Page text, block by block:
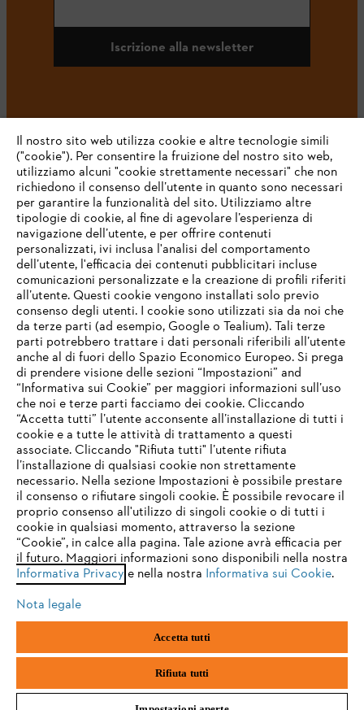
Iscrizione alla newsletter
#STIHL
L’azienda
STIHL FAQ
Service
Termini e condizioni generali Privacy policy
Note legali Cookies Informazioni legali
Andreas STIHL S.p.A. - Viale delle Industrie, 15
20040 Cambiago (MI)
Email:info@stihl.it
PEC:amministrazione@stihl-pec.it
Numero di partita IVA: 09883420151.
Società a socio unico, soggetta a direzione e coordinamento di Andreas
IHR BROWSER WIRD NICHT
UNTERSTÜTZT
Sie nutzen einen Browser, den wir noch nicht unterstützen. Für
eine optimale Nutzung unserer Seite empfehlen wir Ihnen, zu
einem der folgenden Browser zu wechseln:
firefox chrome
safari edge
Il nostro sito web utilizza cookie e altre tecnologie simili
("cookie"). Per consentire la fruizione del nostro sito web,
utilizziamo alcuni "cookie strettamente necessari" che non
richiedono il consenso dell’utente in quanto sono necessari
per garantire la funzionalità del sito. Utilizziamo altre
tipologie di cookie, al fine di agevolare l’esperienza di
navigazione dell’utente, e per offrire contenuti
personalizzati, ivi inclusa l'analisi del comportamento
dell’utente, l'efficacia dei contenuti pubblicitari incluse
comunicazioni personalizzate e la creazione di profili riferiti
all’utente. Questi cookie vengono installati solo previo
consenso degli utenti. I cookie sono utilizzati sia da noi che
da terze parti (ad esempio, Google o Tealium). Tali terze
parti potrebbero trattare i dati personali riferibili all’utente
anche al di fuori dello Spazio Economico Europeo. Si prega
di prendere visione delle sezioni “Impostazioni” and
“Informativa sui Cookie” per maggiori informazioni sull’uso
che noi e terze parti facciamo dei cookie. Cliccando
“Accetta tutti” l’utente acconsente all’installazione di tutti i
cookie e a tutte le attività di trattamento a questi
associate. Cliccando "Rifiuta tutti" l’utente rifiuta
l’installazione di qualsiasi cookie non strettamente
necessario. Nella sezione Impostazioni è possibile prestare
il consenso o rifiutare singoli cookie. È possibile revocare il
proprio consenso all'utilizzo di singoli cookie o di tutti i
cookie in qualsiasi momento, attraverso la sezione
“Cookie”, in calce alla pagina. Tale azione avrà efficacia per
il futuro. Maggiori informazioni sono disponibili nella nostra
Informativa Privacy e nella nostra Informativa sui Cookie.
Nota legale
Accetta tutti
Rifiuta tutti